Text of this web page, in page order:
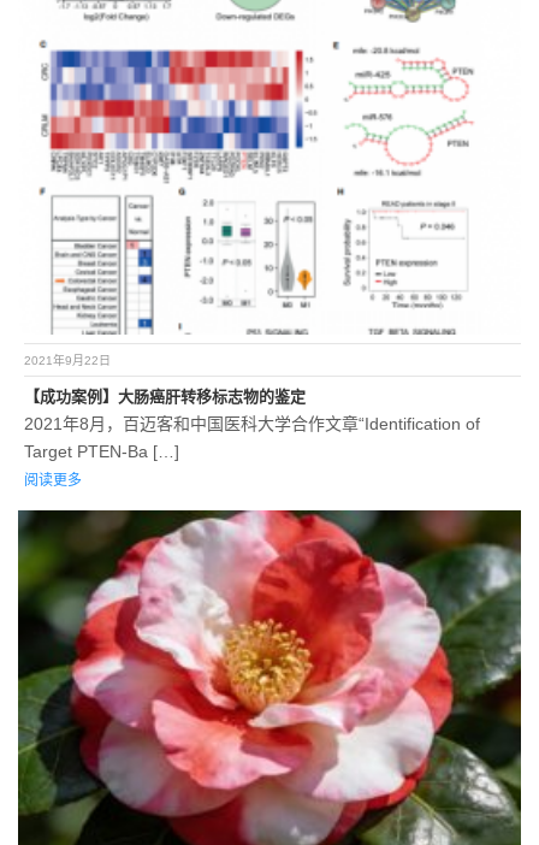
2021年9月22日
【成功案例】大肠癌肝转移标志物的鉴定
2021年8月，百迈客和中国医科大学合作文章“Identification of
Target PTEN-Ba […]
阅读更多